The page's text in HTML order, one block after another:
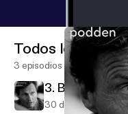
Todos los
3 episodios
3. Bård Tufte
30 de nov de 2017